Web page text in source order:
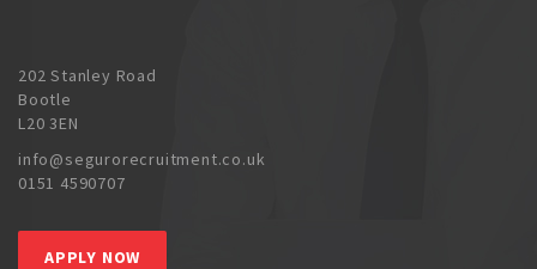
202 Stanley Road
Bootle
L20 3EN
info@segurorecruitment.co.uk
0151 4590707
APPLY NOW